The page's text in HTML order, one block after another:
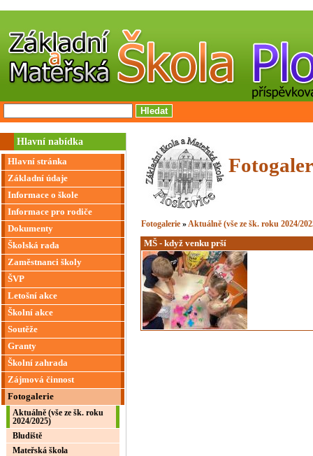
Hlavní nabídka
Hlavní stránka
Základní údaje
Informace o škole
Informace pro rodiče
Dokumenty
Školská rada
Zaměstnanci školy
ŠVP
Letošní akce
Školní akce
Soutěže
Granty
Školní zahrada
Zájmová činnost
Fotogalerie
Aktuálně (vše ze šk. roku
2024/2025)
Bludiště
Mateřská škola
Fotogalerie »Aktuálně (vše ze šk. roku 2024/
MŠ - když venku prší